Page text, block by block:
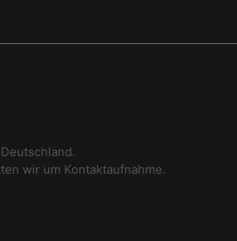
wir um Kontaktaufnahme.